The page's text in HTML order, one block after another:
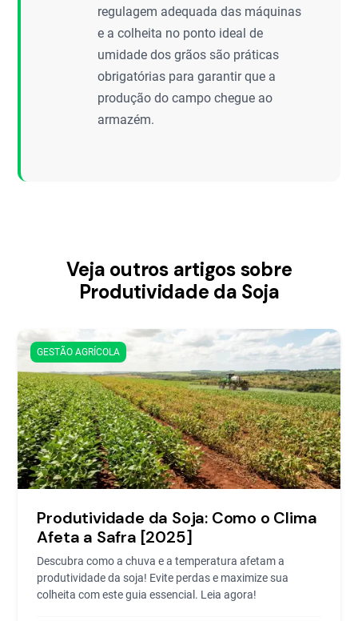
regulagem adequada das máquinas
e a colheita no ponto ideal de
umidade dos grãos são práticas
obrigatórias para garantir que a
produção do campo chegue ao
armazém.
Veja outros artigos sobre
Produtividade da Soja
GESTÃO AGRÍCOLA
Produtividade da Soja: Como o Clima
Afeta a Safra [2025]
Descubra como a chuva e a temperatura afetam a
produtividade da soja! Evite perdas e maximize sua
colheita com este guia essencial. Leia agora!